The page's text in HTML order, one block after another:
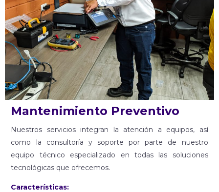
Mantenimiento Preventivo
Nuestros servicios integran la atención a equipos, así
como la consultoría y soporte por parte de nuestro
equipo técnico especializado en todas las soluciones
tecnológicas que ofrecemos.
Características: